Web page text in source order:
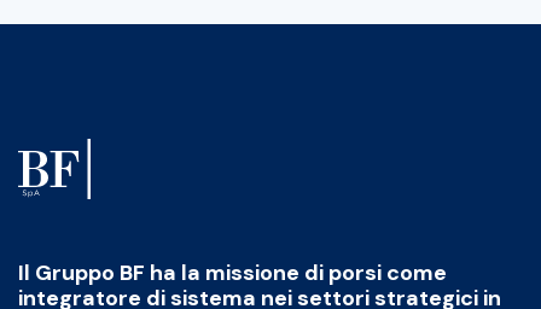
Il Gruppo BF ha la missione di porsi come
integratore di sistema nei settori strategici in